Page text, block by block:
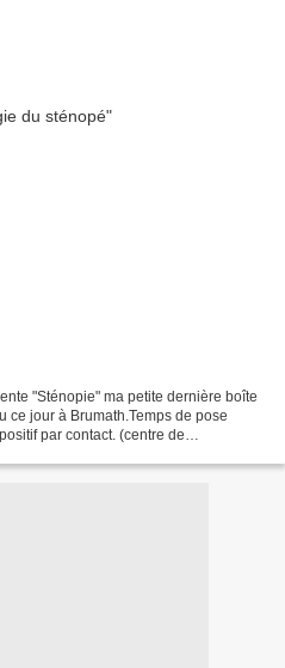
"Sténopie" ma petite dernière boîte
ce jour à Brumath.Temps de pose
par contact. (centre de